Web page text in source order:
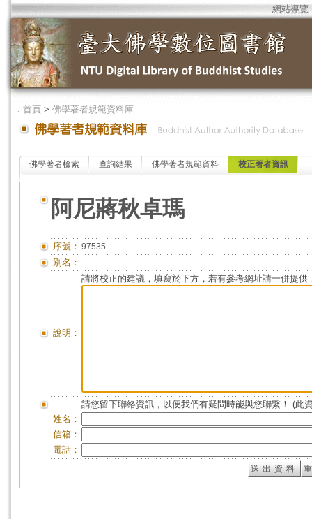
網站導覽
． 首頁 > 佛學著者規範資料庫
佛學著者檢索 查詢結果 佛學著者規範資料 校正著者資訊
阿尼蔣秋卓瑪
序號： 97535
別名：
說明：
請將校正的建議，填寫於下方，若有參考網址請一併提供
請您留下聯絡資訊，以便我們有疑問時能與您聯繫！ (此
姓名：
信箱：
電話：